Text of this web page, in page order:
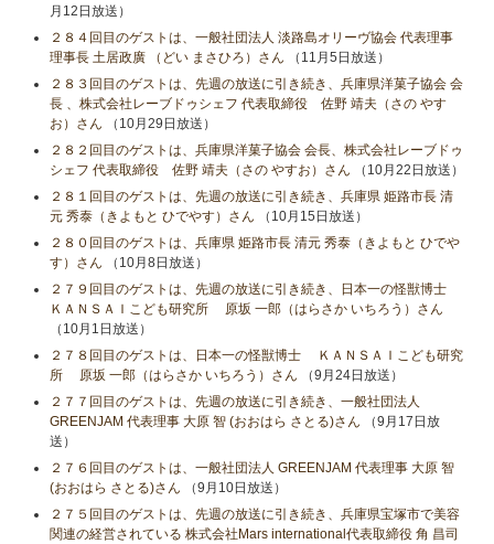
月12日放送）
２８４回目のゲストは、一般社団法人 淡路島オリーヴ協会 代表理事
理事長 土居政廣 （どい まさひろ）さん （11月5日放送）
２８３回目のゲストは、先週の放送に引き続き、兵庫県洋菓子協会 会
長 、株式会社レーブドゥシェフ 代表取締役 佐野 靖夫（さの やす
お）さん （10月29日放送）
２８２回目のゲストは、兵庫県洋菓子協会 会長、株式会社レーブドゥ
シェフ 代表取締役 佐野 靖夫（さの やすお）さん （10月22日放送）
２８１回目のゲストは、先週の放送に引き続き、兵庫県 姫路市長 清
元 秀泰（きよもと ひでやす）さん （10月15日放送）
２８０回目のゲストは、兵庫県 姫路市長 清元 秀泰（きよもと ひでや
す）さん （10月8日放送）
２７９回目のゲストは、先週の放送に引き続き、日本一の怪獣博士
ＫＡＮＳＡＩこども研究所 原坂 一郎（はらさか いちろう）さん
（10月1日放送）
２７８回目のゲストは、日本一の怪獣博士 ＫＡＮＳＡＩこども研究
所 原坂 一郎（はらさか いちろう）さん （9月24日放送）
２７７回目のゲストは、先週の放送に引き続き、一般社団法人
GREENJAM 代表理事 大原 智 (おおはら さとる)さん （9月17日放
送）
２７６回目のゲストは、一般社団法人 GREENJAM 代表理事 大原 智
(おおはら さとる)さん （9月10日放送）
２７５回目のゲストは、先週の放送に引き続き、兵庫県宝塚市で美容
関連の経営されている 株式会社Mars international代表取締役 角 昌司